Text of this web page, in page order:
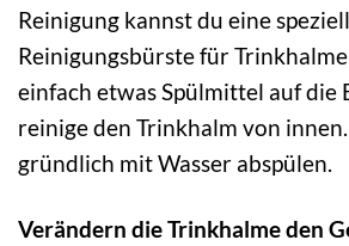
Reinigung kannst du eine
Reinigungsbürste für
einfach etwas Spülmittel auf die
reinige den Trinkhalm von
gründlich mit Wasser abspülen.
Verändern die Trinkhalme den